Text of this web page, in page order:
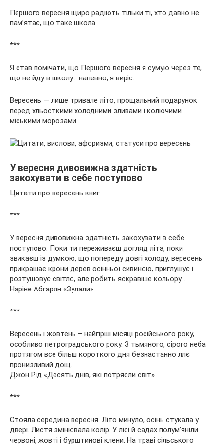
Першого вересня щиро радіють тільки ті, хто давно не
пам’ятає, що таке школа.
***
Я став помічати, що Першого вересня я сумую через те,
що не йду в школу… напевно, я виріс.
Вересень — лише тривале літо, прощальний подарунок
перед хльосткими холодними зливами і колючими
міськими морозами.
У вересня дивовижна здатність
закохувати в себе поступово
Цитати про вересень книг
***
У вересня дивовижна здатність закохувати в себе
поступово. Поки ти переживаєш догляд літа, поки
звикаєш із думкою, що попереду довгі холоду, вересень
прикрашає крони дерев осінньої сивиною, приглушує і
розтушовує світло, але робить яскравіше кольору…
Наріне Абгарян «Зулали»
***
Вересень і жовтень – найгірші місяці російського року,
особливо петроградського року. З тьмяного, сірого неба
протягом все більш короткого дня безнастанно ллє
пронизливий дощ.
Джон Рід «Десять днів, які потрясли світ»
***
Стояла середина вересня. Літо минуло, осінь стукала у
двері. Листя змінювала колір. У лісі й садах полум’яніли
червоні, жовті і бурштинові клени. На траві сільського